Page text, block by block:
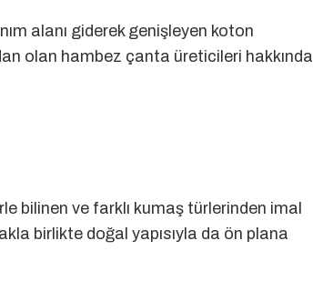
alanı giderek genişleyen koton
olan hambez çanta üreticileri hakkında
ve farklı kumaş türlerinden imal
birlikte doğal yapısıyla da ön plana